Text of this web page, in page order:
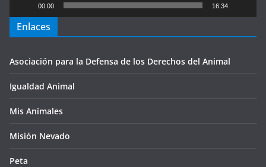
00:00 16:34
Enlaces
Asociación para la Defensa de los Derechos del Animal
Igualdad Animal
Mis Animales
Misión Nevado
Peta